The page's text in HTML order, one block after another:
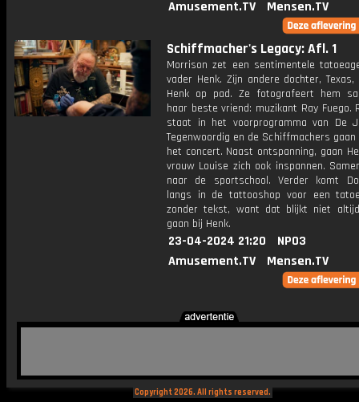
Amusement.TV
Mensen.TV
Schiffmacher's Legacy: Afl. 1
Morrison zet een sentimentele
vader Henk. Zijn andere dochter,
Henk op pad. Ze fotografeert hem
haar beste vriend: muzikant Ray Fuego.
staat in het voorprogramma van De
Tegenwoordig en de Schiffmachers
het concert. Naast ontspanning, gaan
vrouw Louise zich ook inspannen.
naar de sportschool. Verder komt
langs in de tattooshop voor een
zonder tekst, want dat blijkt niet
gaan bij Henk.
23-04-2024 21:20
NPO3
Amusement.TV
Mensen.TV
Copyright 2026. All rights reserved.